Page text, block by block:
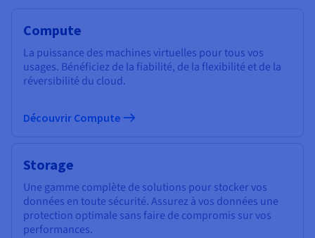
Compute
La puissance des machines virtuelles pour tous vos
usages. Bénéficiez de la fiabilité, de la flexibilité et de la
réversibilité du cloud.
Découvrir Compute
Storage
Une gamme complète de solutions pour stocker vos
données en toute sécurité. Assurez à vos données une
protection optimale sans faire de compromis sur vos
performances.